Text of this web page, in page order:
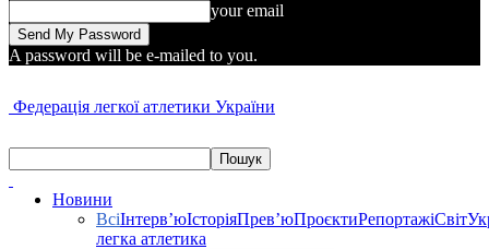
your email
A password will be e-mailed to you.
Федерація легкої атлетики України
Новини
ВсіІнтерв’юІсторіяПрев’юПроєктиРепортажіСвіт
легка атлетика